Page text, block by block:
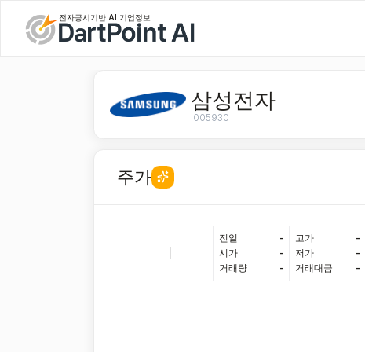
전자공시기반 AI 기업정보
삼성전자
005930
주가
전일
-
시가
-
거래량
-
고가
-
저가
-
거래대금
-